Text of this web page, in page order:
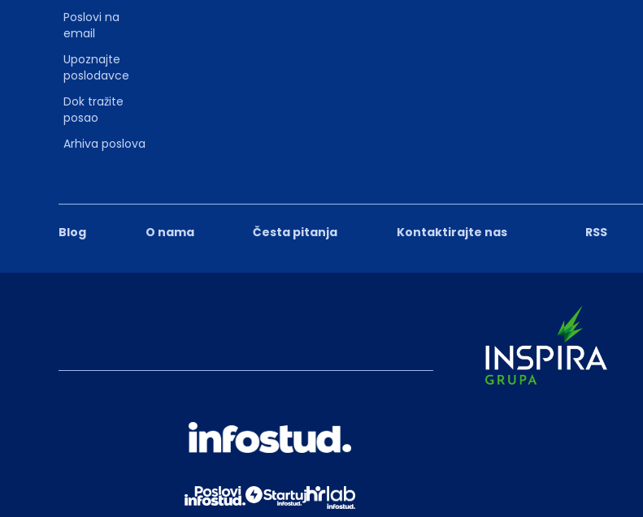
Blog O nama Česta pitanja Kontaktirajte nas RSS
Poslovi na
email
Upoznajte
poslodavce
Dok tražite
posao
Arhiva poslova